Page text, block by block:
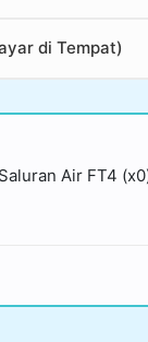
di Tempat)
Air FT4